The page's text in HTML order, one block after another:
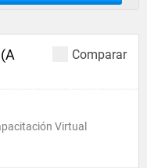
Comparar
Virtual